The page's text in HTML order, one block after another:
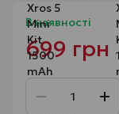
В наявності
699 грн